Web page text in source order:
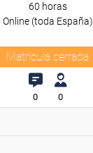
60 horas
Online (toda España)
Matrícula cerrada
0 0